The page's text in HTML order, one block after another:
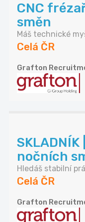
CNC
směn
Máš technické
Celá ČR
Grafton
nočních
Hledáš stabilní
Celá ČR
Grafton